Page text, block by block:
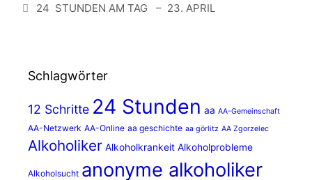
24 STUNDEN AM TAG – 23. APRIL
Schlagwörter
12 Schritte 24 Stunden aa AA-Gemeinschaft
AA-Netzwerk AA-Online aa geschichte aa görlitz AA Zgorzelec
Alkoholiker Alkoholkrankeit Alkoholprobleme
Alkoholsucht anonyme alkoholiker